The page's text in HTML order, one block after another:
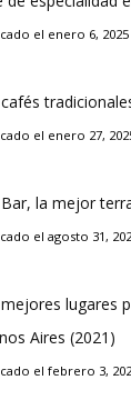
el enero 6, 2025
el enero 27,
la mejor
el agosto 31,
lugares
Aires (2021)
el febrero 3,